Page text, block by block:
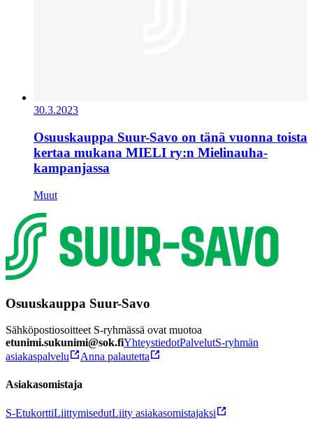
30.3.2023
Osuuskauppa Suur-Savo on tänä vuonna toista
kertaa mukana MIELI ry:n Mielinauha-
kampanjassa
Muut
Osuuskauppa Suur-Savo
Sähköpostiosoitteet S-ryhmässä ovat muotoa
etunimi.sukunimi@sok.fiYhteystiedotPalvelutS-ryhmän
asiakaspalvelu
Anna palautetta
Asiakasomistaja
S-EtukorttiLiittymisedutLiity asiakasomistajaksi